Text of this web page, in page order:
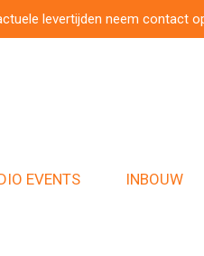
levertijden neem contact
EVENTS INBOUW